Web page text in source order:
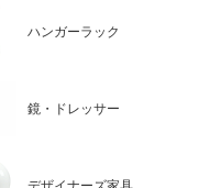
ハンガーラック
鏡・ドレッサー